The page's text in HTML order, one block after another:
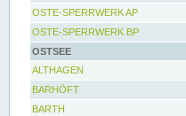
OSTE-SPERRWERK AP
OSTE-SPERRWERK BP
OSTSEE
ALTHAGEN
BARHÖFT
BARTH